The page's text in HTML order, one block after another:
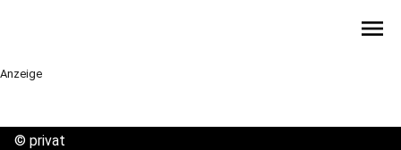
menu
Anzeige
© privat